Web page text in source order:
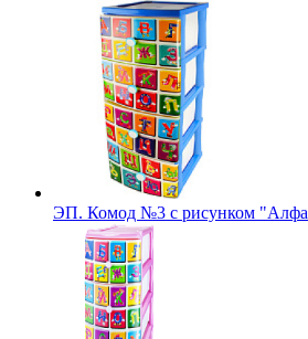
ЭП. Комод №3 с рисунком